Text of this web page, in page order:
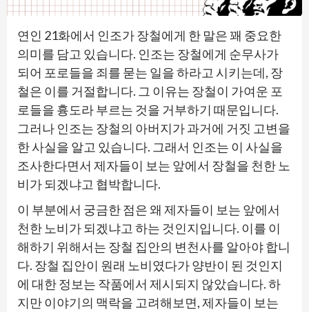
연인 21화에서 인조가 장철에게 한 말은 꽤 중요한
의미를 담고 있습니다. 인조는 장철에게 순무사가
되어 포로들을 죄를 묻는 일을 하라고 시키는데, 장
철은 이를 거절합니다. 그 이유는 장철이 가여운 포
로들을 흉도라 부르는 것을 거부하기 때문입니다.
그러나 인조는 장철의 아버지가 과거에 거짓 고변을
한 사실을 알고 있습니다. 그래서 인조는 이 사실을
조사한다면서 제자들이 보는 앞에서 장철을 천한 노
비가 되겠냐고 협박합니다.
이 부분에서 궁금한 점은 왜 제자들이 보는 앞에서
천한 노비가 되겠냐고 하는 것인지입니다. 이를 이
해하기 위해서는 장철 집안의 변천사를 알아야 합니
다. 장철 집안이 원래 노비였다가 양반이 된 것인지
에 대한 정보는 작품에서 제시되지 않았습니다. 하
지만 이야기의 맥락을 고려해보면, 제자들이 보는